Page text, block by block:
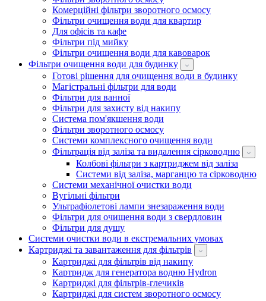
Комерційні фільтри зворотного осмосу
Фільтри очищення води для квартир
Для офісів та кафе
Фільтри під мийку
Фільтри очищення води для кавоварок
Фільтри очищення води для будинку
Готові рішення для очищення води в будинку
Магістральні фільтри для води
Фільтри для ванної
Фільтри для захисту від накипу
Система пом'якшення води
Фільтри зворотного осмосу
Системи комплексного очищення води
Фільтрація від заліза та видалення сірководню
Колбові фільтри з картриджем від заліза
Системи від заліза, марганцю та сірководню
Системи механічної очистки води
Вугільні фільтри
Ультрафіолетові лампи знезараження води
Фільтри для очищення води з свердловин
Фільтри для душу
Системи очистки води в екстремальних умовах
Картриджі та завантаження для фільтрів
Картриджі для фільтрів від накипу
Картридж для генератора водню Hydron
Картриджі для фільтрів-глечиків
Картриджі для систем зворотного осмосу